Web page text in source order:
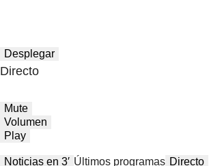
Desplegar
Directo
Mute
Volumen
Play
Noticias en 3′ Últimos programas Directo